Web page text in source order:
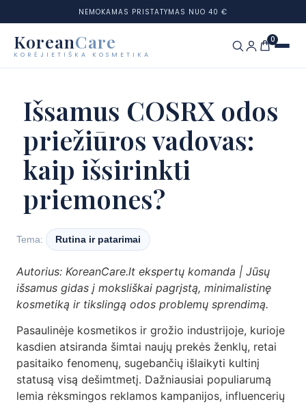
NEMOKAMAS PRISTATYMAS NUO 40 €
KoreanCare
KORĖJIETIŠKA KOSMETIKA
0
Kategorijos
Odos tipai
Rinkiniai
Odos testas
Tinklaraštis
DUK
Kontaktai
Apsipirkti
turinioIšsamus COSRX odos
priežiūros vadovas:
kaip išsirinkti
priemones?
Tema: Rutina ir patarimai
Autorius: KoreanCare.lt ekspertų komanda | Jūsų
išsamus gidas į moksliškai pagrįstą, minimalistinę
kosmetiką ir tikslingą odos problemų sprendimą.
Pasaulinėje kosmetikos ir grožio industrijoje, kurioje
kasdien atsiranda šimtai naujų prekės ženklų, retai
pasitaiko fenomenų, sugebančių išlaikyti kultinį
statusą visą dešimtmetį. Dažniausiai populiarumą
lemia rėksmingos reklamos kampanijos, influencerių